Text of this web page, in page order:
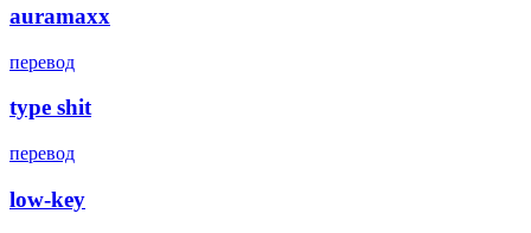
auramaxx
перевод
type shit
перевод
low-key